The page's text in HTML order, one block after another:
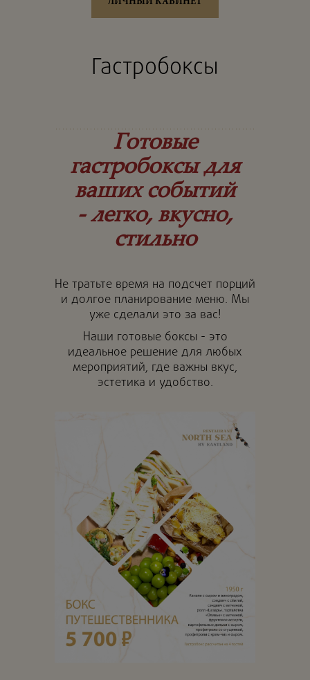
ЛИЧНЫЙ КАБИНЕТ
Гастробоксы
Готовые
гастробоксы для
ваших событий
- легко, вкусно,
стильно
Не тратьте время на подсчет порций
и долгое планирование меню. Мы
уже сделали это за вас!
Наши готовые боксы - это
идеальное решение для любых
мероприятий, где важны вкус,
эстетика и удобство.